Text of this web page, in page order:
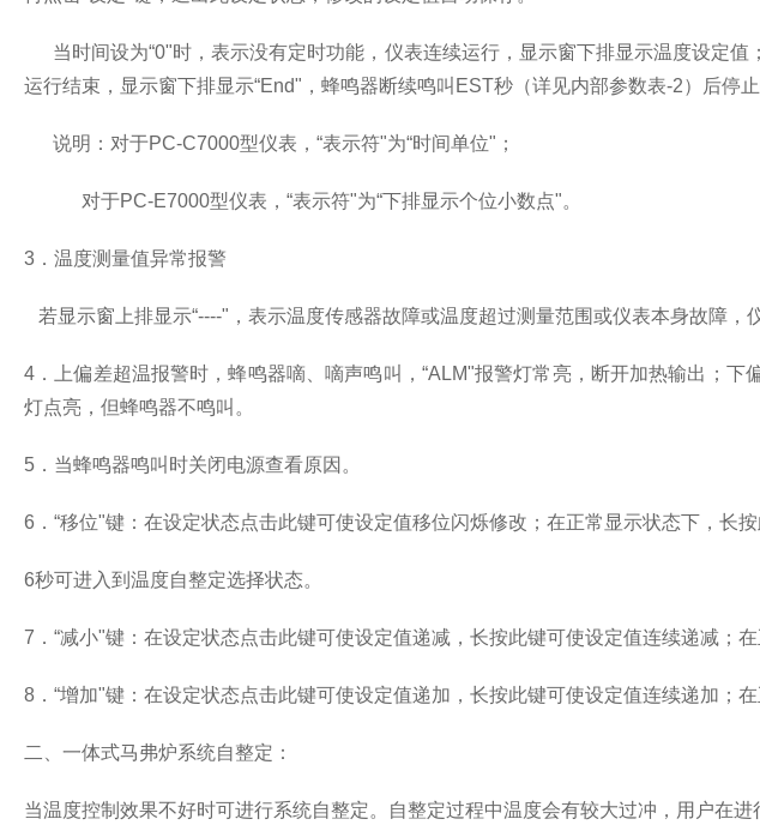
当时间设为“0"时，表示没有定时功能，仪表连续运行，显示窗下排显示温度设定值
运行结束，显示窗下排显示“End"，蜂鸣器断续鸣叫 EST秒（详见内部参数表-2）后停
说明：对于PC-C7000型仪表，“表示符"为“时间单位"；
对于PC-E7000型仪表，“表示符"为“下排显示个位小数点"。
3 ．温度测量值异常报警
若显示窗上排显示“----"，表示温度传感器故障或温度超过测量范围或仪表本身故障，
4 ．上偏差超温报警时，蜂鸣器嘀、嘀声鸣叫，“ALM"报警灯常亮，断开加热输出；下
灯点亮，但蜂鸣器不鸣叫。
5 ．当蜂鸣器鸣叫时关闭电源查看原因。
6 ．“移位"键：在设定状态点击此键可使设定值移位闪烁修改；在正常显示状态下，长
6秒可进入到温度自整定选择状态。
7 ．“减小"键：在设定状态点击此键可使设定值递减，长按此键可使设定值连续递减；
8 ．“增加"键：在设定状态点击此键可使设定值递加，长按此键可使设定值连续递加；
二、一体式马弗炉系统自整定：
当温度控制效果不好时可进行系统自整定。自整定过程中温度会有较大过冲，用户在进